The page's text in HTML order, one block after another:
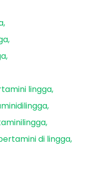
lingga
di lingga